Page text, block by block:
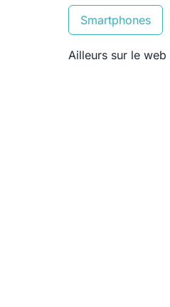
Smartphones
Ailleurs sur le web